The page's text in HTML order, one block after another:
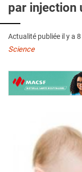
PUBLICITÉ
CONDITIONS GÉNÉRALES
CONTACT
par injection
Actualité publiée il y a 8
Science